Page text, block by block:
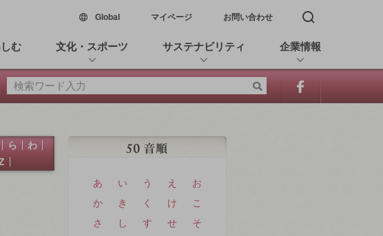
Global新しいウィンドウで開く
マイページ お問い合わせ 検索窓を開く
む 文化・スポーツ サステナビリティ 企業情報
ら
わ
あ い う え
お
か
き く け
こ
さ
し す せ
そ